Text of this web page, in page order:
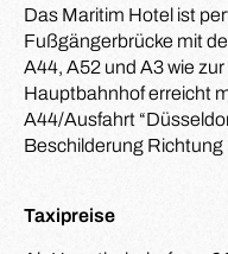
Das Maritim Hotel ist
Fußgängerbrücke mit
A44, A52 und A3 wie
Hauptbahnhof erreicht
A44/Ausfahrt
Beschilderung Richtung
Taxipreise